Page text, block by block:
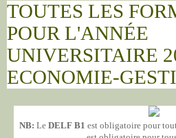
TOUTES LES
POUR L'ANNÉE
UNIVERSITAIRE
ECONOMIE-
NB: Le DELF B1 est obligatoire pour